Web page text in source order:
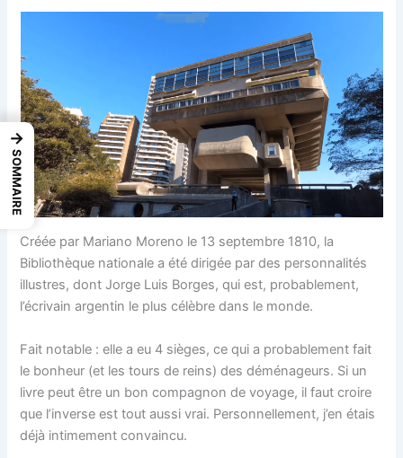
Créée par Mariano Moreno le 13 septembre 1810, la
Bibliothèque nationale a été dirigée par des personnalités
illustres, dont Jorge Luis Borges, qui est, probablement,
l’écrivain argentin le plus célèbre dans le monde.
Fait notable : elle a eu 4 sièges, ce qui a probablement fait
le bonheur (et les tours de reins) des déménageurs. Si un
livre peut être un bon compagnon de voyage, il faut croire
que l’inverse est tout aussi vrai. Personnellement, j’en étais
déjà intimement convaincu.
→
SOMMAIRE